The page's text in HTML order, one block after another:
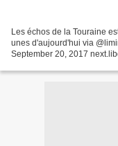
Les échos de la Touraine
unes d'aujourd'hui via
September 20, 2017